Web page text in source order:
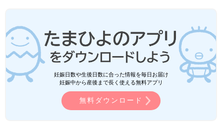
妊娠日数や生後日数に合った情報を毎日お届け
妊娠中から産後まで長く使える無料アプリ
無料ダウンロード